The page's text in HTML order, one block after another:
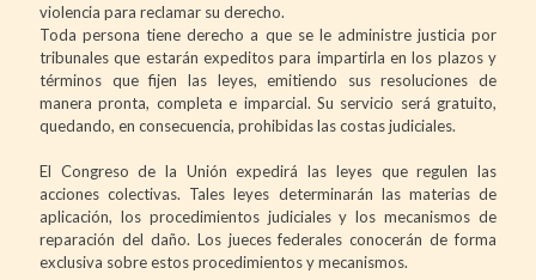
violencia para reclamar su derecho.
Toda persona tiene derecho a que se le administre justicia por
tribunales que estarán expeditos para impartirla en los plazos y
términos que fijen las leyes, emitiendo sus resoluciones de
manera pronta, completa e imparcial. Su servicio será gratuito,
quedando, en consecuencia, prohibidas las costas judiciales.
El Congreso de la Unión expedirá las leyes que regulen las
acciones colectivas. Tales leyes determinarán las materias de
aplicación, los procedimientos judiciales y los mecanismos de
reparación del daño. Los jueces federales conocerán de forma
exclusiva sobre estos procedimientos y mecanismos.